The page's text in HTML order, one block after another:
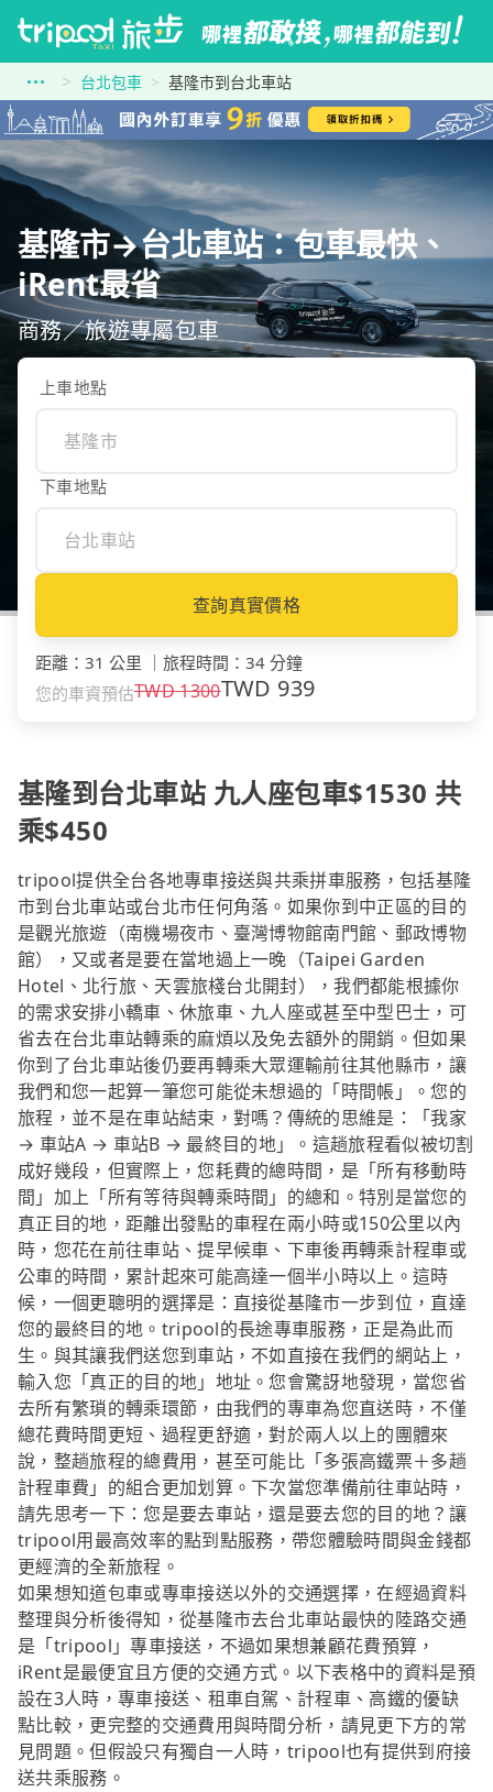
台北包車 基隆市到台北車站
基隆市→台北車站：包車最快、
iRent最省
商務／旅遊專屬包車
上車地點
下車地點
查詢真實價格
距離 ： 31 公里 旅程時間 ： 34 分鐘
您的車資預估TWD1300TWD 939
基隆到台北車站 九人座包車$1530 共
乘$450
tripool提供全台各地專車接送與共乘拼車服務，包括基隆
市到台北車站或台北市任何角落。如果你到中正區的目的
是觀光旅遊（南機場夜市、臺灣博物館南門館、郵政博物
館），又或者是要在當地過上一晚（Taipei Garden
Hotel、北行旅、天雲旅棧台北開封），我們都能根據你
的需求安排小轎車、休旅車、九人座或甚至中型巴士，可
省去在台北車站轉乘的麻煩以及免去額外的開銷。但如果
你到了台北車站後仍要再轉乘大眾運輸前往其他縣市，讓
我們和您一起算一筆您可能從未想過的「時間帳」。您的
旅程，並不是在車站結束，對嗎？傳統的思維是：「我家
→ 車站A → 車站B → 最終目的地」。這趟旅程看似被切割
成好幾段，但實際上，您耗費的總時間，是「所有移動時
間」加上「所有等待與轉乘時間」的總和。特別是當您的
真正目的地，距離出發點的車程在兩小時或150公里以內
時，您花在前往車站、提早候車、下車後再轉乘計程車或
公車的時間，累計起來可能高達一個半小時以上。這時
候，一個更聰明的選擇是：直接從基隆市一步到位，直達
您的最終目的地。tripool的長途專車服務，正是為此而
生。與其讓我們送您到車站，不如直接在我們的網站上，
輸入您「真正的目的地」地址。您會驚訝地發現，當您省
去所有繁瑣的轉乘環節，由我們的專車為您直送時，不僅
總花費時間更短、過程更舒適，對於兩人以上的團體來
說，整趟旅程的總費用，甚至可能比「多張高鐵票＋多趟
計程車費」的組合更加划算。下次當您準備前往車站時，
請先思考一下：您是要去車站，還是要去您的目的地？讓
tripool用最高效率的點到點服務，帶您體驗時間與金錢都
更經濟的全新旅程。
如果想知道包車或專車接送以外的交通選擇，在經過資料
整理與分析後得知，從基隆市去台北車站最快的陸路交通
是「tripool」專車接送，不過如果想兼顧花費預算，
iRent是最便宜且方便的交通方式。以下表格中的資料是預
設在3人時，專車接送、租車自駕、計程車、高鐵的優缺
點比較，更完整的交通費用與時間分析，請見更下方的常
見問題。但假設只有獨自一人時，tripool也有提供到府接
送共乘服務。